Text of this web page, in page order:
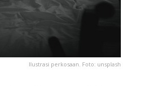
Ilustrasi perkosaan. Foto: unsplash